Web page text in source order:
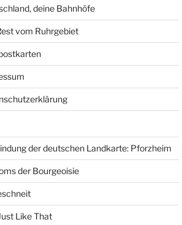
deine Bahnhöfe
vom Ruhrgebiet
der deutschen Landkarte: Pforzheim
der Bourgeoisie
Like That